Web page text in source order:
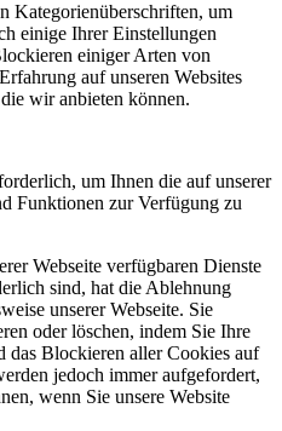
Kategorienüberschriften, um
einige Ihrer Einstellungen
einiger Arten von
auf unseren Websites
wir anbieten können.
um Ihnen die auf unserer
Funktionen zur Verfügung zu
Webseite verfügbaren Dienste
sind, hat die Ablehnung
unserer Webseite. Sie
oder löschen, indem Sie Ihre
das Blockieren aller Cookies auf
jedoch immer aufgefordert,
wenn Sie unsere Website